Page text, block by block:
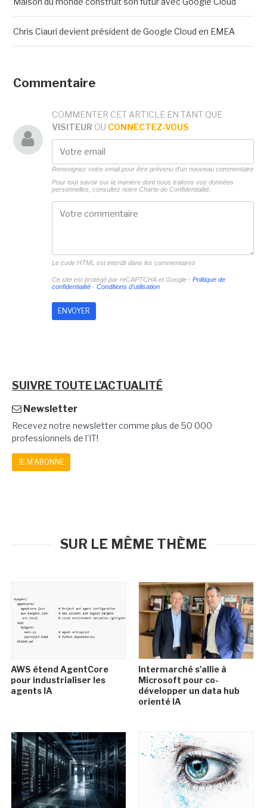
Chris Ciauri devient président de Google Cloud en EMEA
Commentaire
COMMENTER CET ARTICLE EN TANT QUE
VISITEUR OU CONNECTEZ-VOUS
Renseignez votre email pour être prévenu d'un nouveau commentaire
Pour tout savoir sur la manière dont nous traitons vos données
personnelles, consultez notre Charte de Confidentialité.
Le code HTML est interdit dans les commentaires
Ce site est protégé par reCAPTCHA et Google - Politique de
confidentialité- Conditions d'utilisation
SUIVRE TOUTE L'ACTUALITÉ
Newsletter
Recevez notre newsletter comme plus de 50 000
professionnels de l'IT!
JE M'ABONNE
SUR LE MÊME THÈME
AWS étend AgentCore
pour industrialiser les
agents IA
Intermarché s'allie à
Microsoft pour co-
développer un data hub
orienté IA